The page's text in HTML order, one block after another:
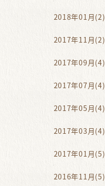
2018年01月(2)
2017年11月(2)
2017年09月(4)
2017年07月(4)
2017年05月(4)
2017年03月(4)
2017年01月(5)
2016年11月(5)